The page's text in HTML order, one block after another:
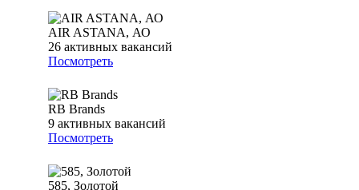
AIR ASTANA, АО
26 активных вакансий
Посмотреть
RB Brands
9 активных вакансий
Посмотреть
585, Золотой